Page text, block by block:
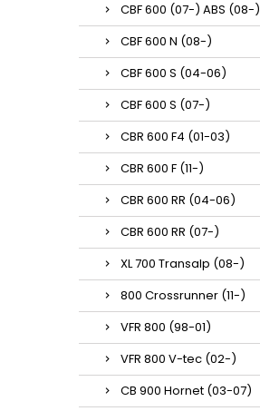
CBF 600 (07-) ABS (08-)
CBF 600 N (08-)
CBF 600 S (04-06)
CBF 600 S (07-)
CBR 600 F4 (01-03)
CBR 600 F (11-)
CBR 600 RR (04-06)
CBR 600 RR (07-)
XL 700 Transalp (08-)
800 Crossrunner (11-)
VFR 800 (98-01)
VFR 800 V-tec (02-)
CB 900 Hornet (03-07)